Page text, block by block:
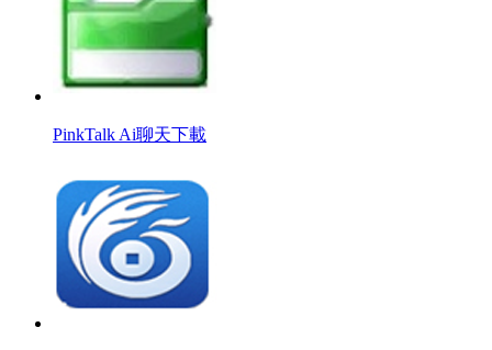
PinkTalk Ai聊天下載